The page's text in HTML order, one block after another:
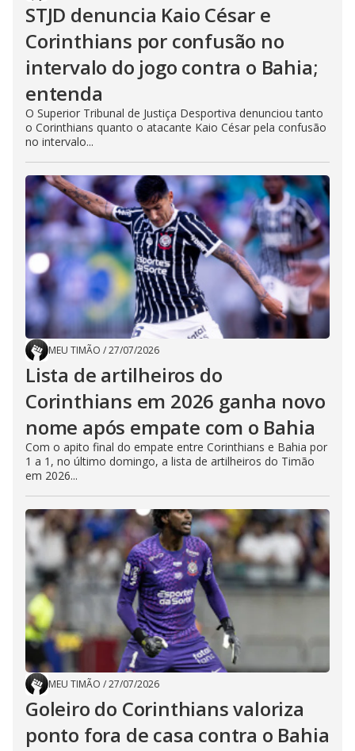
STJD denuncia Kaio César e
Corinthians por confusão no
intervalo do jogo contra o Bahia;
entenda
O Superior Tribunal de Justiça Desportiva denunciou tanto
o Corinthians quanto o atacante Kaio César pela confusão
no intervalo...
MEU TIMÃO /27/07/2026
Lista de artilheiros do
Corinthians em 2026 ganha novo
nome após empate com o Bahia
Com o apito final do empate entre Corinthians e Bahia por
1 a 1, no último domingo, a lista de artilheiros do Timão
em 2026...
MEU TIMÃO /27/07/2026
Goleiro do Corinthians valoriza
ponto fora de casa contra o Bahia